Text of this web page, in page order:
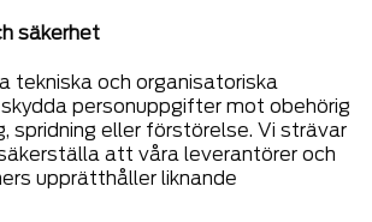
säkerhet
tekniska och organisatoriska
personuppgifter mot obehörig
spridning eller förstörelse. Vi strävar
att våra leverantörer och
upprätthåller liknande